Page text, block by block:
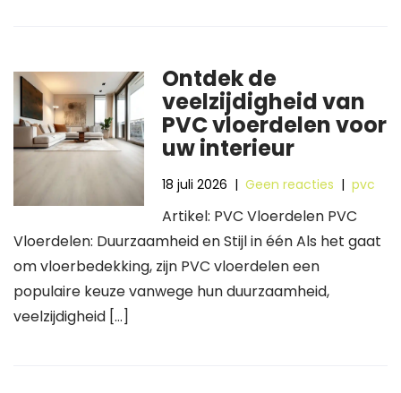
Ontdek de
veelzijdigheid van
PVC vloerdelen voor
uw interieur
18 juli 2026 |Geen reacties |pvc
Artikel: PVC Vloerdelen PVC
Vloerdelen: Duurzaamheid en Stijl in één Als het gaat
om vloerbedekking, zijn PVC vloerdelen een
populaire keuze vanwege hun duurzaamheid,
veelzijdigheid […]